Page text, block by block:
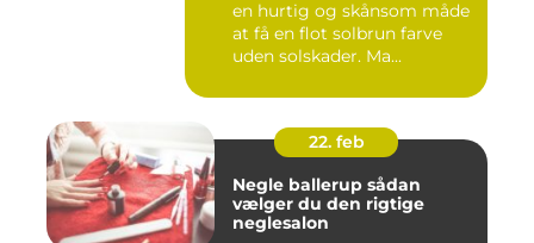
en hurtig og skånsom måde
at få en flot solbrun farve
uden solskader. Ma...
22. feb
Negle ballerup sådan
vælger du den rigtige
neglesalon